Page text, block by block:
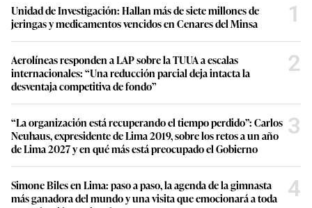
Unidad de Investigación: Hallan más de siete millones de
jeringas y medicamentos vencidos en Cenares del Minsa
1
Aerolíneas responden a LAP sobre la TUUA a escalas
internacionales: “Una reducción parcial deja intacta la
desventaja competitiva de fondo”
2
“La organización está recuperando el tiempo perdido”: Carlos
Neuhaus, expresidente de Lima 2019, sobre los retos a un año
de Lima 2027 y en qué más está preocupado el Gobierno
3
Simone Biles en Lima: paso a paso, la agenda de la gimnasta
más ganadora del mundo y una visita que emocionará a toda
4